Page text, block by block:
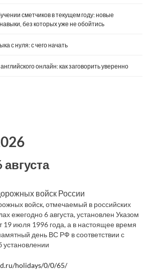
сметчиков в текущем году: новые
без которых уже не обойтись
с нуля: с чего начать
онлайн: как заговорить уверенно
августа
войск России
войск, отмечаемый в российских
ежегодно 6 августа, установлен Указом
19 июля 1996 года, а в настоящее время
день ВС РФ в соответствии с
holidays/0/0/65/